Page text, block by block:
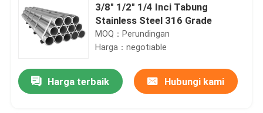
3/8" 1/2" 1/4 Inci Tabung
Stainless Steel 316 Grade
MOQ：Perundingan
Harga：negotiable
Harga terbaik Hubungi kami